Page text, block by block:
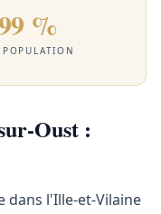
%
Oust :
dans l'Ille-et-Vilaine